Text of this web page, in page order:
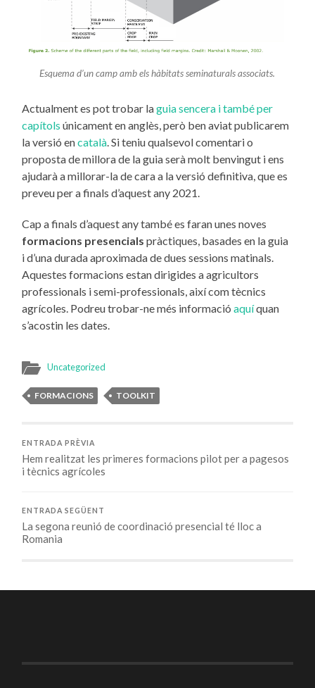
Esquema d’un camp amb els hàbitats seminaturals associats.
Actualment es pot trobar laguia sencera i també per
capítols únicament en anglès, però ben aviat publicarem
la versió encatalà. Si teniu qualsevol comentari o
proposta de millora de la guia serà molt benvingut i ens
ajudarà a millorar-la de cara a la versió definitiva, que es
preveu per a finals d’aquest any 2021.
Cap a finals d’aquest any també es faran unes noves
formacions presencialspràctiques, basades en la guia
i d’una durada aproximada de dues sessions matinals.
Aquestes formacions estan dirigides a agricultors
professionals i semi-professionals, així com tècnics
agrícoles. Podreu trobar-ne més informacióaquíquan
s’acostin les dates.
Uncategorized
FORMACIONS TOOLKIT
ENTRADA PRÈVIA
Hem realitzat les primeres formacions pilot per a pagesos
i tècnics agrícoles
ENTRADA SEGÜENT
La segona reunió de coordinació presencial té lloc a
Romania